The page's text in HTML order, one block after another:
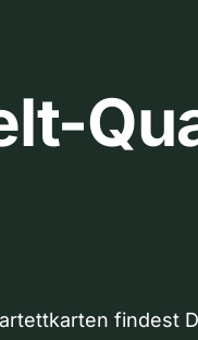
findest